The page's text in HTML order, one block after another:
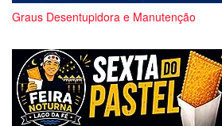
Graus Desentupidora e Manutenção